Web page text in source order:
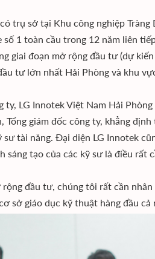
trụ sở tại Khu công nghiệp
số 1 toàn cầu trong 12 năm liên
giai đoạn mở rộng đầu tư (dự
tư lớn nhất Hải Phòng và khu
ty, LG Innotek Việt Nam Hải
Tổng giám đốc công ty, khẳng
sư tài năng. Đại diện LG Innotek
sáng tạo của các kỹ sư là điều
rộng đầu tư, chúng tôi rất cần
sở giáo dục kỹ thuật hàng đầu cả